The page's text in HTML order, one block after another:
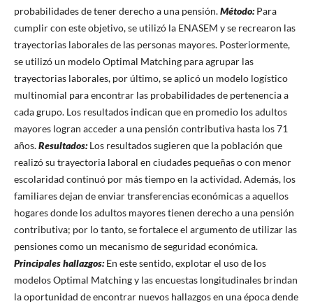
probabilidades de tener derecho a una pensión.Método:Para
cumplir con este objetivo, se utilizó la ENASEM y se recrearon las
trayectorias laborales de las personas mayores. Posteriormente,
se utilizó un modelo Optimal Matching para agrupar las
trayectorias laborales, por último, se aplicó un modelo logístico
multinomial para encontrar las probabilidades de pertenencia a
cada grupo. Los resultados indican que en promedio los adultos
mayores logran acceder a una pensión contributiva hasta los 71
años.Resultados:Los resultados sugieren que la población que
realizó su trayectoria laboral en ciudades pequeñas o con menor
escolaridad continuó por más tiempo en la actividad. Además, los
familiares dejan de enviar transferencias económicas a aquellos
hogares donde los adultos mayores tienen derecho a una pensión
contributiva; por lo tanto, se fortalece el argumento de utilizar las
pensiones como un mecanismo de seguridad económica.
Principales hallazgos:En este sentido, explotar el uso de los
modelos Optimal Matching y las encuestas longitudinales brindan
la oportunidad de encontrar nuevos hallazgos en una época dende